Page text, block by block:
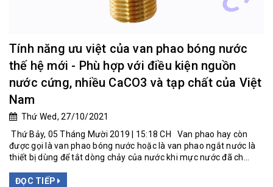
Tính năng ưu việt của van phao bóng nước
thế hệ mới - Phù hợp với điều kiện nguồn
nước cứng, nhiều CaCO3 và tạp chất của Việt
Nam
Thứ Wed, 27/10/2021
Thứ Bảy, 05 Tháng Mười 2019 | 15:18 CH Van phao hay còn
được gọi là van phao bóng nước hoặc là van phao ngắt nước là
thiết bị dùng để tắt dòng chảy của nước khi mực nước đã ch...
ĐỌC TIẾP